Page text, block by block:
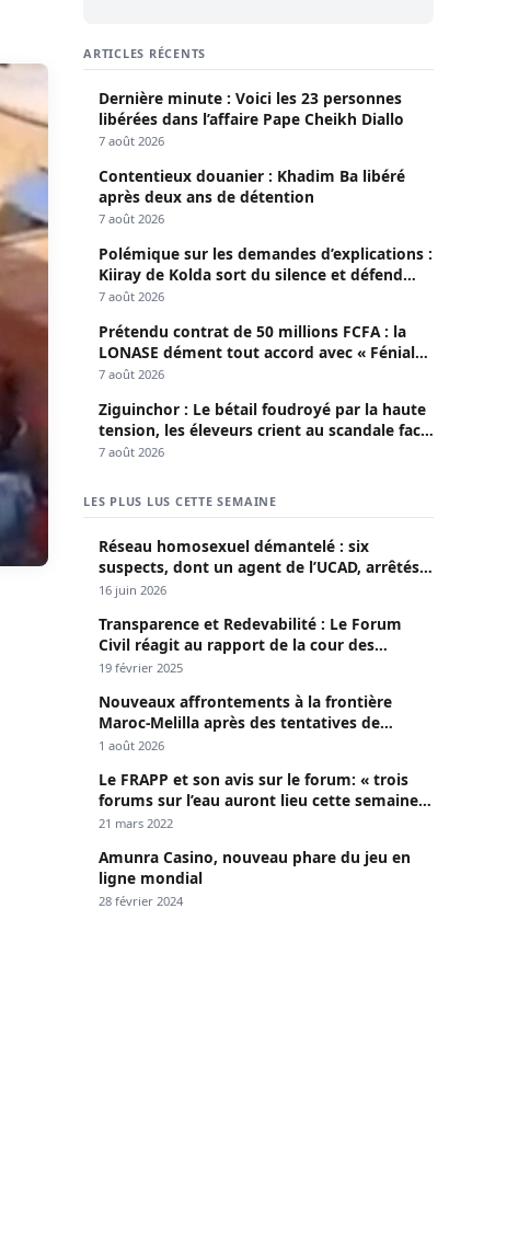
ARTICLES RÉCENTS
Dernière minute : Voici les 23 personnes
libérées dans l’affaire Pape Cheikh Diallo
7 août 2026
Contentieux douanier : Khadim Ba libéré
après deux ans de détention
7 août 2026
Polémique sur les demandes d’explications :
Kiiray de Kolda sort du silence et défend
Mamadou Lamine Dianté
7 août 2026
Prétendu contrat de 50 millions FCFA : la
LONASE dément tout accord avec « Fénial
Digital » et brandit la menace de poursuites
7 août 2026
Ziguinchor : Le bétail foudroyé par la haute
tension, les éleveurs crient au scandale face
à la Senelec
7 août 2026
LES PLUS LUS CETTE SEMAINE
Réseau homosexuel démantelé : six
suspects, dont un agent de l’UCAD, arrêtés à
Keur Massar ; l’un avoue avoir propagé le
16 juin 2026
Transparence et Redevabilité : Le Forum
Civil réagit au rapport de la cour des
comptes
19 février 2025
Nouveaux affrontements à la frontière
Maroc-Melilla après des tentatives de
passage
1 août 2026
Le FRAPP et son avis sur le forum: « trois
forums sur l’eau auront lieu cette semaine à
Dakar »
21 mars 2022
Amunra Casino, nouveau phare du jeu en
ligne mondial
28 février 2024